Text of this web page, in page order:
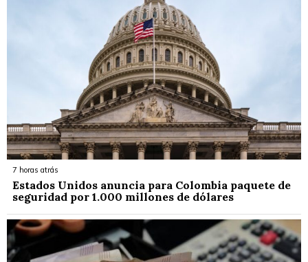
7 horas atrás
Estados Unidos anuncia para Colombia paquete de
seguridad por 1.000 millones de dólares